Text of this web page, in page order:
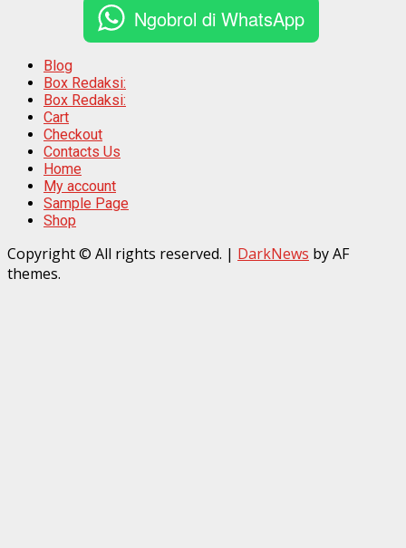
Ngobrol di WhatsApp
Blog
Box Redaksi:
Box Redaksi:
Cart
Checkout
Contacts Us
Home
My account
Sample Page
Shop
Copyright © All rights reserved. | DarkNews by AF
themes.